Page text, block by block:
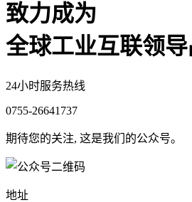
致力成为
全球工业互联领
24小时服务热线
0755-26641737
期待您的关注, 这是我们的公众号。
地址